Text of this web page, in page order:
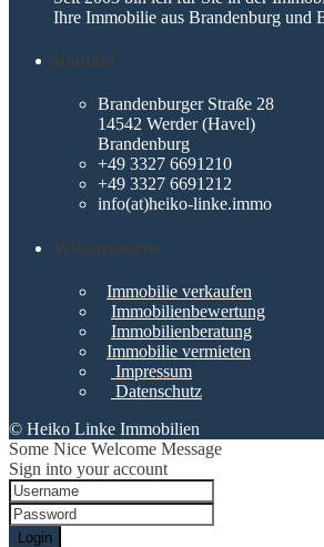
Ihre Immobilie aus Brandenburg und
Kontakt
Brandenburger Straße 28
14542 Werder (Havel)
Brandenburg
+49 3327 6691210
+49 3327 6691212
info(at)heiko-linke.immo
Wissenswertes
Immobilie verkaufen
Immobilienbewertung
Immobilienberatung
Immobilie vermieten
Impressum
Datenschutz
© Heiko Linke Immobilien
Some Nice Welcome Message
Sign into your account
Login